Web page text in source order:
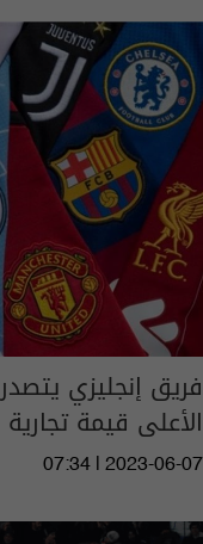
فريق إنجليزي
الأعلى قيمة تجارية
07:34 | 2023-06-07